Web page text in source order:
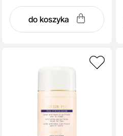
do koszyka